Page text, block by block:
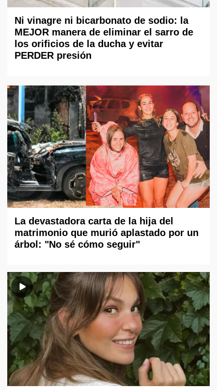
Ni vinagre ni bicarbonato de sodio: la
MEJOR manera de eliminar el sarro de
los orificios de la ducha y evitar
PERDER presión
La devastadora carta de la hija del
matrimonio que murió aplastado por un
árbol: "No sé cómo seguir"